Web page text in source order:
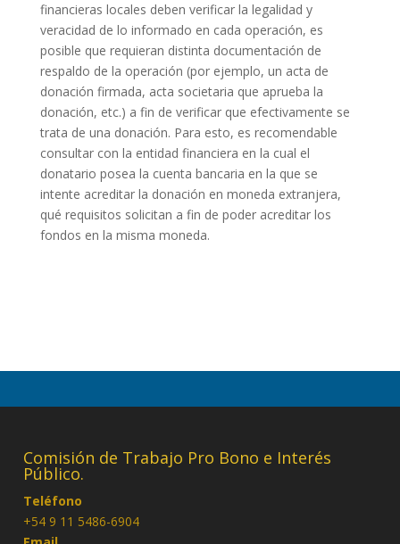
financieras locales deben verificar la legalidad y
veracidad de lo informado en cada operación, es
posible que requieran distinta documentación de
respaldo de la operación (por ejemplo, un acta de
donación firmada, acta societaria que aprueba la
donación, etc.) a fin de verificar que efectivamente se
trata de una donación. Para esto, es recomendable
consultar con la entidad financiera en la cual el
donatario posea la cuenta bancaria en la que se
intente acreditar la donación en moneda extranjera,
qué requisitos solicitan a fin de poder acreditar los
fondos en la misma moneda.
Comisión de Trabajo Pro Bono e Interés
Público.
Teléfono
+54 9 11 5486-6904